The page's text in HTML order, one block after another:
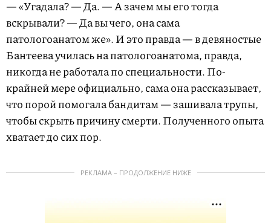
— «Угадала? — Да. — А зачем мы его тогда
вскрывали? — Да вы чего, она сама
патологоанатом же». И это правда — в девяностые
Бантеева училась на патологоанатома, правда,
никогда не работала по специальности. По-
крайней мере официально, сама она рассказывает,
что порой помогала бандитам — зашивала трупы,
чтобы скрыть причину смерти. Полученного опыта
хватает до сих пор.
РЕКЛАМА – ПРОДОЛЖЕНИЕ НИЖЕ